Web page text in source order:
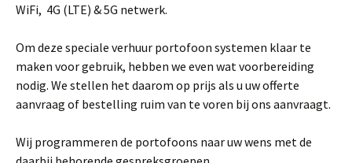
WiFi, 4G (LTE) & 5G netwerk.
Om deze speciale verhuur portofoon systemen klaar te
maken voor gebruik, hebben we even wat voorbereiding
nodig. We stellen het daarom op prijs als u uw offerte
aanvraag of bestelling ruim van te voren bij ons aanvraagt.
Wij programmeren de portofoons naar uw wens met de